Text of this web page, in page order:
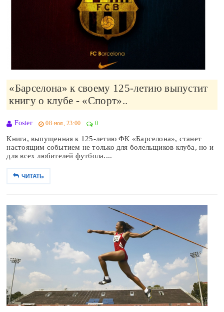
«Барселона» к своему 125-летию выпустит
книгу о клубе - «Спорт»..
Foster 08-ноя, 23:00 0
Книга, выпущенная к 125-летию ФК «Барселона», станет
настоящим событием не только для болельщиков клуба, но и
для всех любителей футбола....
ЧИТАТЬ